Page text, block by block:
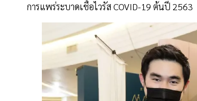
การแพร่ระบาดเชื้อไวรัส COVID-19 ต้นปี 2563